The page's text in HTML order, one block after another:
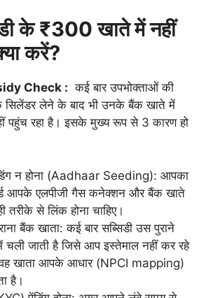
के ₹300 खाते में नहीं
करें?
Check : कई बार उपभोक्ताओं की
सिलेंडर लेने के बाद भी उनके बैंक खाते में
पहुंच रहा है। इसके मुख्य रूप से 3 कारण हो
न होना (Aadhaar Seeding): आपका
आपके एलपीजी गैस कनेक्शन और बैंक खाते
तरीके से लिंक होना चाहिए।
बैंक खाता: कई बार सब्सिडी उस पुराने
जाती है जिसे आप इस्तेमाल नहीं कर रहे
वह खाता आपके आधार (NPCI mapping)
है।